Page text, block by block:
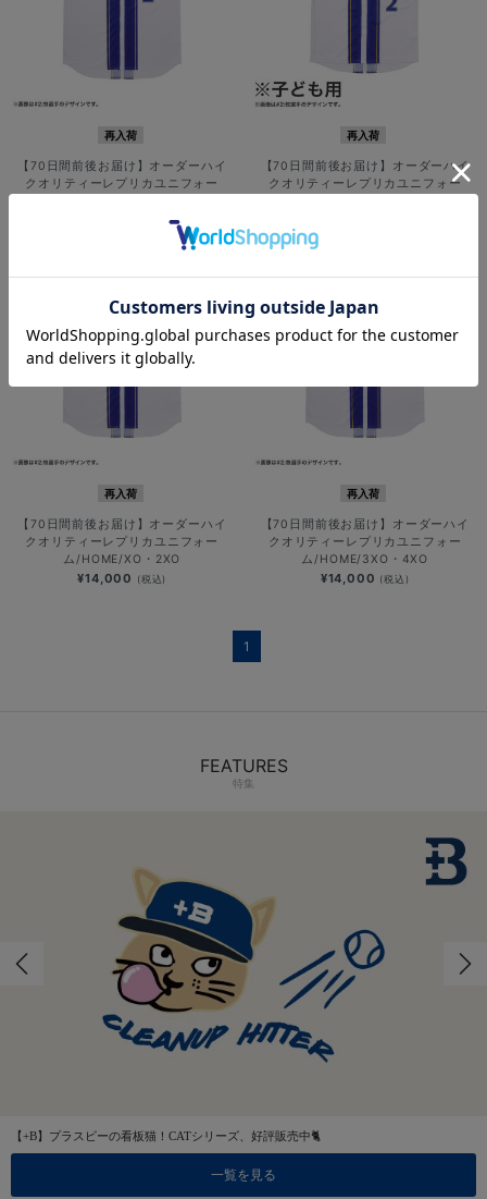
再入荷
【70日間前後お届け】オーダーハイ
クオリティーレプリカユニフォー
再入荷
【70日間前後お届け】オーダーハイ
クオリティーレプリカユニフォー
再入荷
【70日間前後お届け】オーダーハイ
クオリティーレプリカユニフォー
ム/HOME/XO・2XO
¥14,000 (税込)
再入荷
【70日間前後お届け】オーダーハイ
クオリティーレプリカユニフォー
ム/HOME/3XO・4XO
¥14,000 (税込)
1
FEATURES
特集
【+B】プラスビーの看板猫！CATシリーズ、好評販売中🐈
一覧を見る